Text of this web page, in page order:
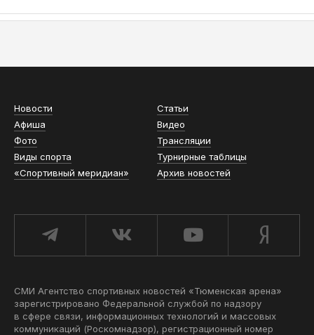
Новости
Статьи
Афиша
Видео
Фото
Трансляции
Виды спорта
Турнирные таблицы
«Спортивный меридиан»
Архив новостей
СМИ Агентство спортивных новостей «Тюменская арена»
зарегистрировано Федеральной службой по надзору
в сфере связи, информационных технологий и массовых
коммуникаций (Роскомнадзор), регистрационный номер